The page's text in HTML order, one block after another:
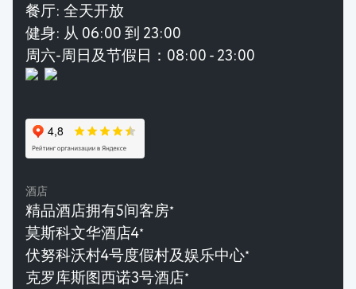
餐厅: 全天开放
健身: 从 06:00 到 23:00
周六-周日及节假日：08:00 - 23:00
酒店
精品酒店拥有5间客房★
莫斯科文华酒店4★
伏努科沃村4号度假村及娱乐中心★
克罗库斯图西诺3号酒店 ★